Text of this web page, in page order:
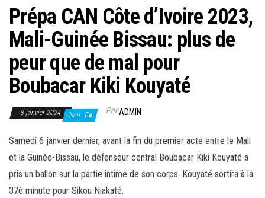
Prépa CAN Côte d’Ivoire 2023,
Mali-Guinée Bissau: plus de
peur que de mal pour
Boubacar Kiki Kouyaté
8 janvier 2024 Non ParADMIN
Samedi 6 janvier dernier, avant la fin du premier acte entre le Mali
et la Guinée-Bissau, le défenseur central Boubacar Kiki Kouyaté a
pris un ballon sur la partie intime de son corps. Kouyaté sortira à la
37è minute pour Sikou Niakaté.